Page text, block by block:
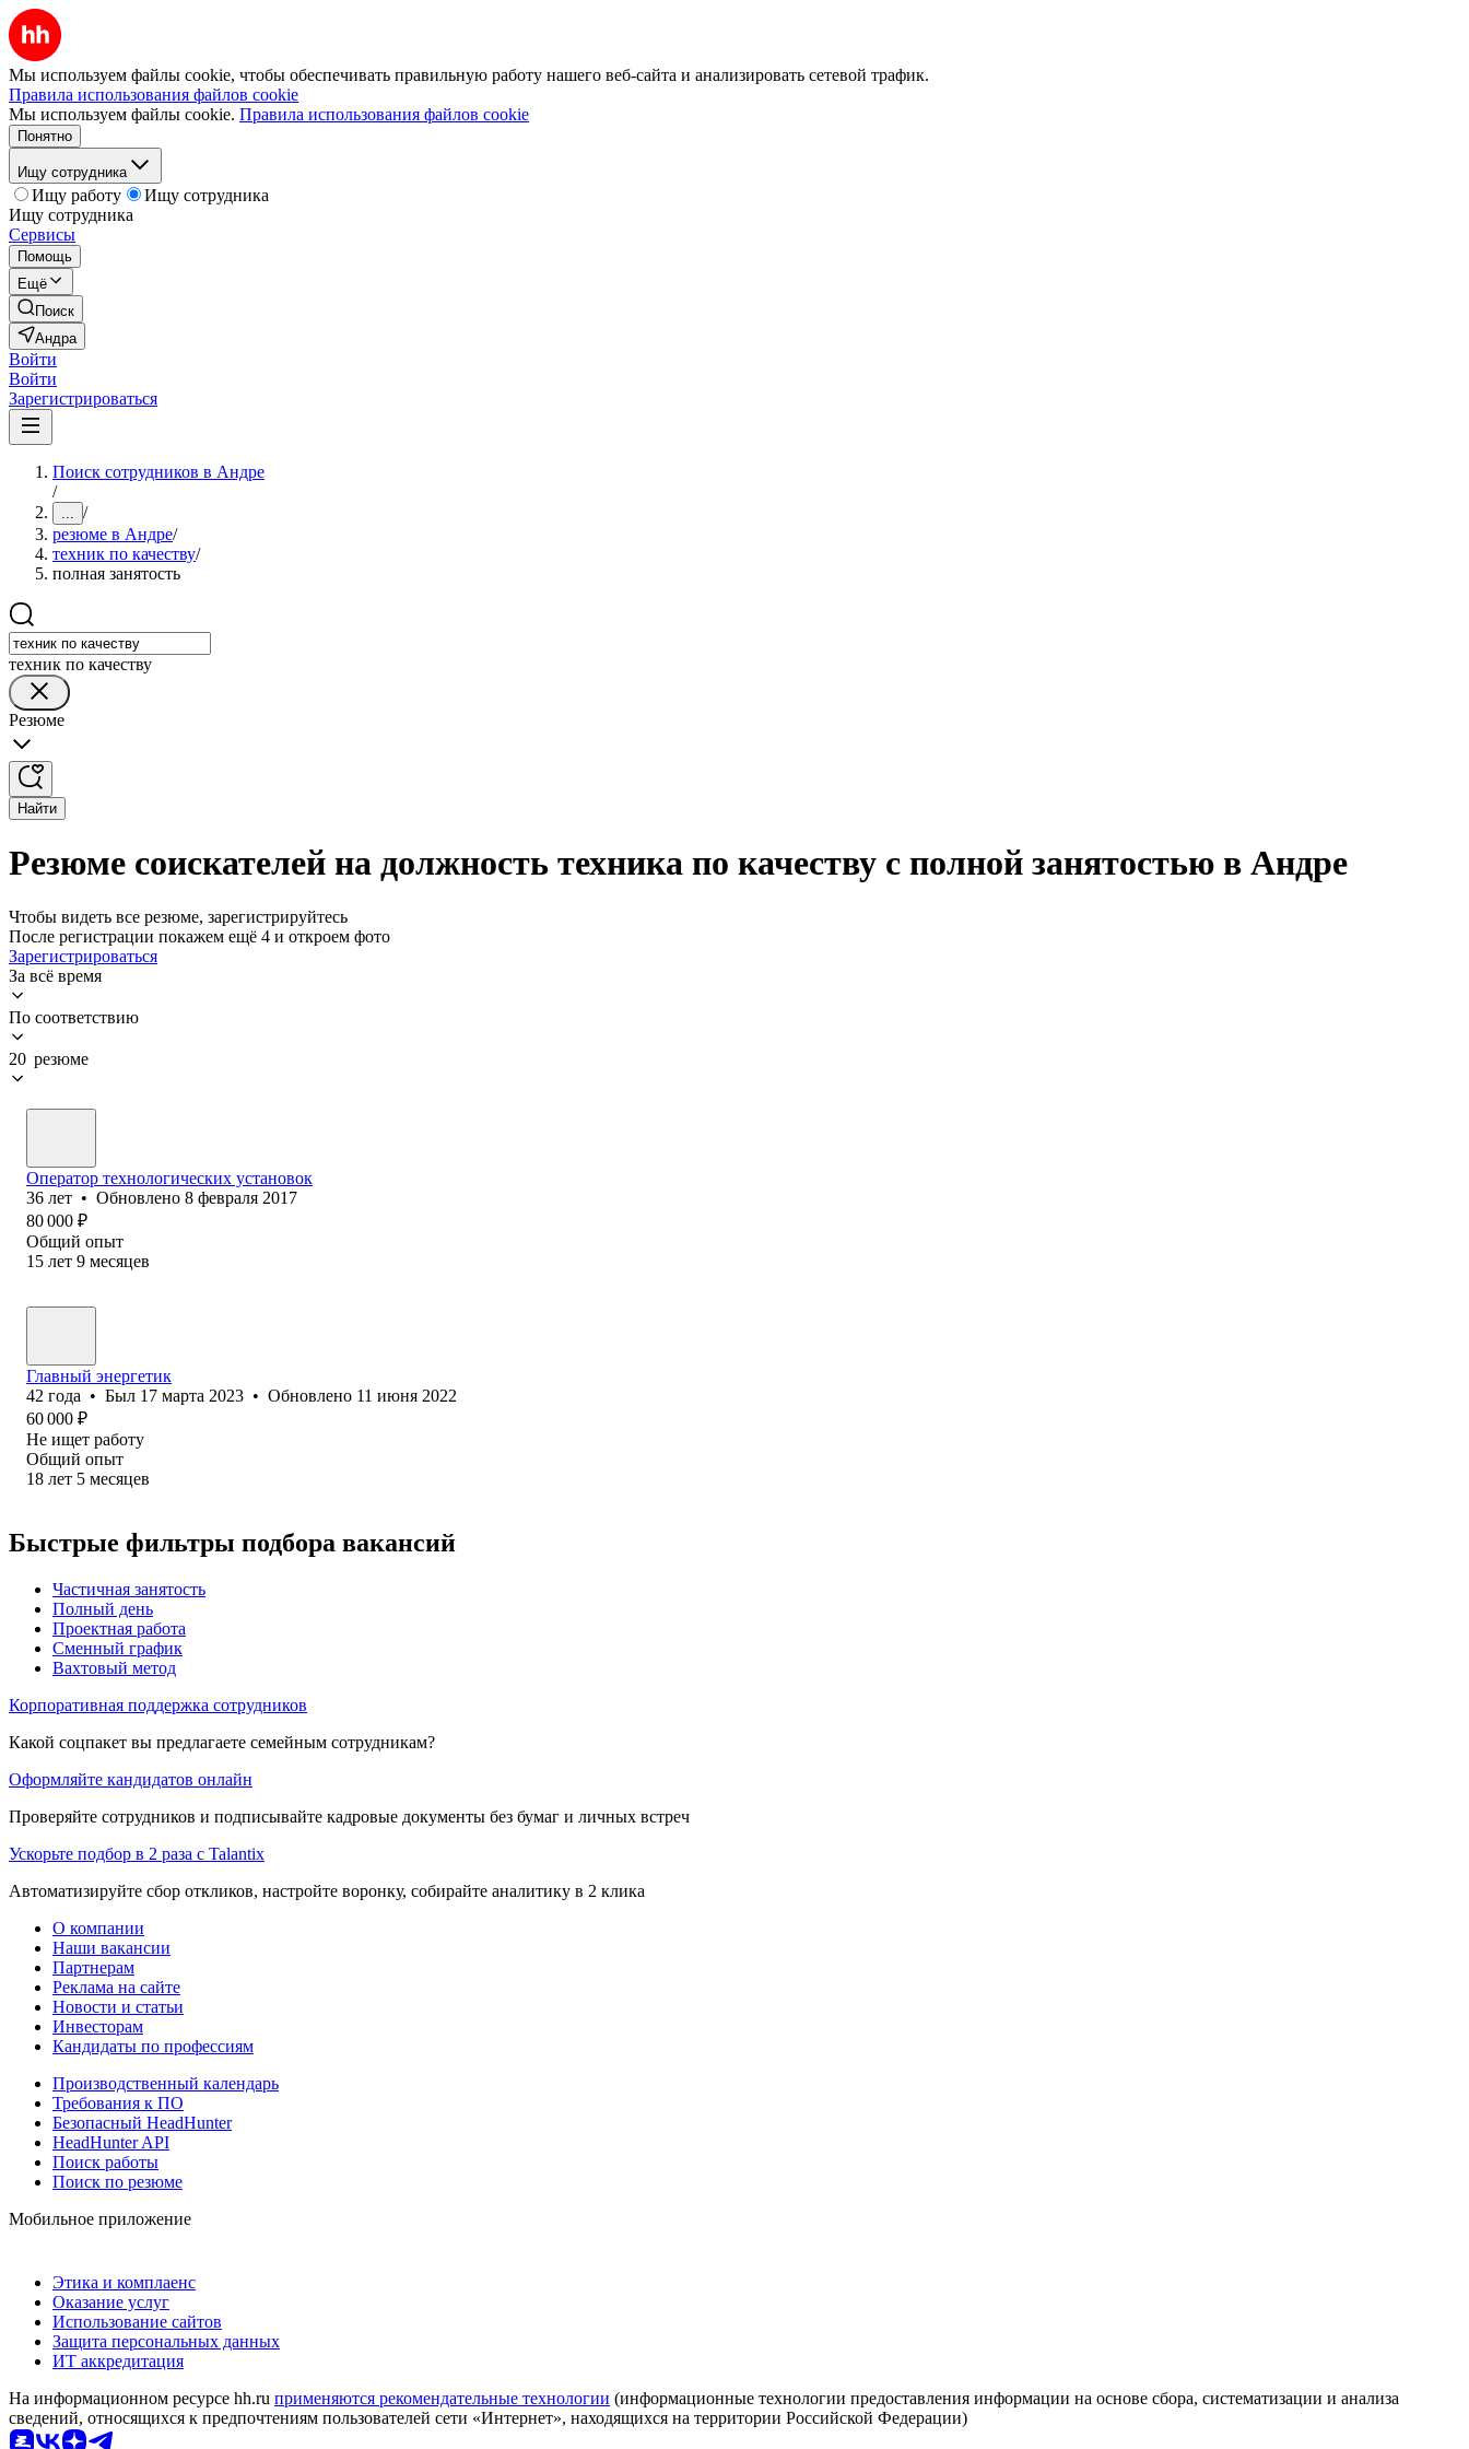
Мы используем файлы cookie, чтобы обеспечивать правильную работу нашего веб-сайта и анализировать сетевой трафик.
Правила использования файлов cookie
Мы используем файлы cookie. Правила использования файлов cookie
Понятно
Ищу сотрудника
Ищу работу
Ищу сотрудника
Ищу сотрудника
Сервисы
Помощь
Ещё
Поиск
Андра
Войти
Войти
Зарегистрироваться
Поиск сотрудников в Андре
/
... /
резюме в Андре/
техник по качеству/
полная занятость
техник по качеству
Резюме
Найти
Резюме соискателей на должность техника по качеству с полной занятостью в Андре
Чтобы видеть все резюме, зарегистрируйтесь
После регистрации покажем ещё 4 и откроем фото
Зарегистрироваться
За всё время
По соответствию
20 резюме
Оператор технологических установок
36 лет • Обновлено 8 февраля 2017
80 000 ₽
Общий опыт
15 лет 9 месяцев
Главный энергетик
42 года • Был 17 марта 2023 • Обновлено 11 июня 2022
60 000 ₽
Не ищет работу
Общий опыт
18 лет 5 месяцев
Быстрые фильтры подбора вакансий
Частичная занятость
Полный день
Проектная работа
Сменный график
Вахтовый метод
Корпоративная поддержка сотрудников
Какой соцпакет вы предлагаете семейным сотрудникам?
Оформляйте кандидатов онлайн
Проверяйте сотрудников и подписывайте кадровые документы без бумаг и личных встреч
Ускорьте подбор в 2 раза с Talantix
Автоматизируйте сбор откликов, настройте воронку, собирайте аналитику в 2 клика
О компании
Наши вакансии
Партнерам
Реклама на сайте
Новости и статьи
Инвесторам
Кандидаты по профессиям
Производственный календарь
Требования к ПО
Безопасный HeadHunter
HeadHunter API
Поиск работы
Поиск по резюме
Мобильное приложение
Этика и комплаенс
Оказание услуг
Использование сайтов
Защита персональных данных
ИТ аккредитация
На информационном ресурсе hh.ru применяются рекомендательные технологии (информационные технологии предоставления информации на основе сбора, систематизации и анализа
сведений, относящихся к предпочтениям пользователей сети «Интернет», находящихся на территории Российской Федерации)